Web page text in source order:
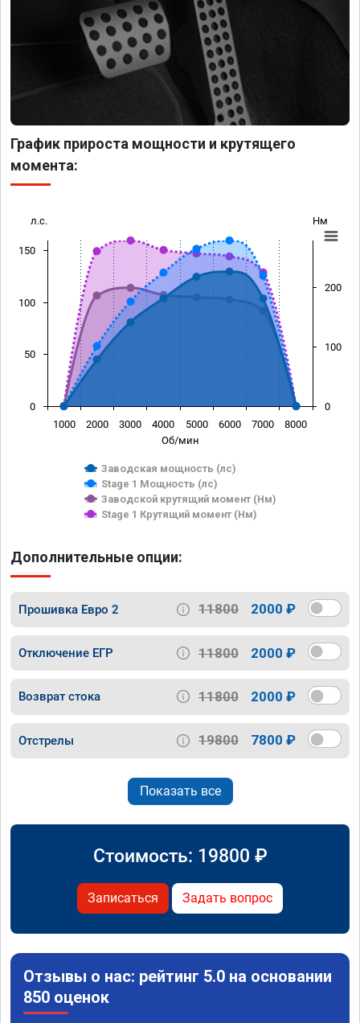
График прироста мощности и крутящего
момента:
Об/мин
л.с. Нм
Заводская мощность (лс)
Stage 1 Мощность (лс)
Заводской крутящий момент (Нм)
Stage 1 Крутящий момент (Нм)
1000 2000 3000 4000 5000 6000 7000 8000
0
50
100
150
0
100
200
Дополнительные опции:
Прошивка Евро 2 11800 2000 ₽
Отключение ЕГР 11800 2000 ₽
Возврат стока 11800 2000 ₽
Отстрелы 19800 7800 ₽
Показать все
Стоимость: 19800 ₽
Записаться Задать вопрос
Отзывы о нас: рейтинг 5.0 на основании
850 оценок